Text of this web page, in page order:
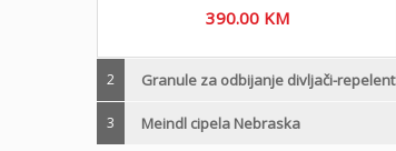
390.00 KM
2 Granule za odbijanje divljači-repelent
3 Meindl cipela Nebraska